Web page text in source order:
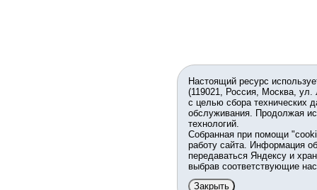
Настоящий ресурс
(119021, Россия, Москва,
с целью сбора технических
обслуживания. Продолжая
технологий.
Собранная при помощи
работу сайта. Информация
передаваться Яндексу и
выбрав соответствующие
Закрыть